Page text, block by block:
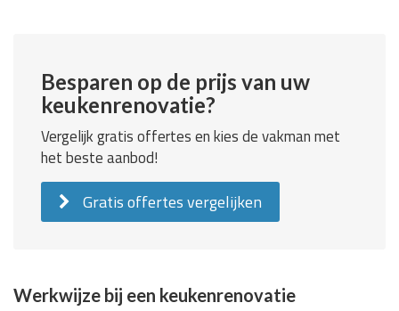
Besparen op de prijs van uw
keukenrenovatie?
Vergelijk gratis offertes en kies de vakman met
het beste aanbod!
Gratis offertes vergelijken
Werkwijze bij een keukenrenovatie